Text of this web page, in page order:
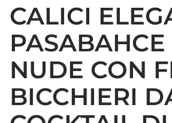
CALICI
PASABAHCE
NUDE CON
BICCHIERI